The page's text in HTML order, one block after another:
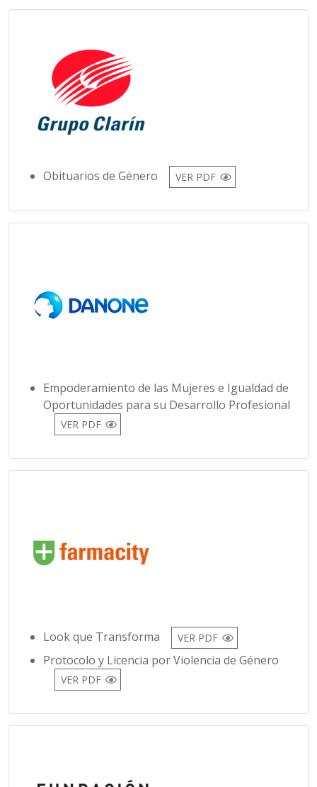
Obituarios de Género VER PDF
Empoderamiento de las Mujeres e Igualdad de
Oportunidades para su Desarrollo Profesional
VER PDF
Look que Transforma VER PDF
Protocolo y Licencia por Violencia de Género
VER PDF